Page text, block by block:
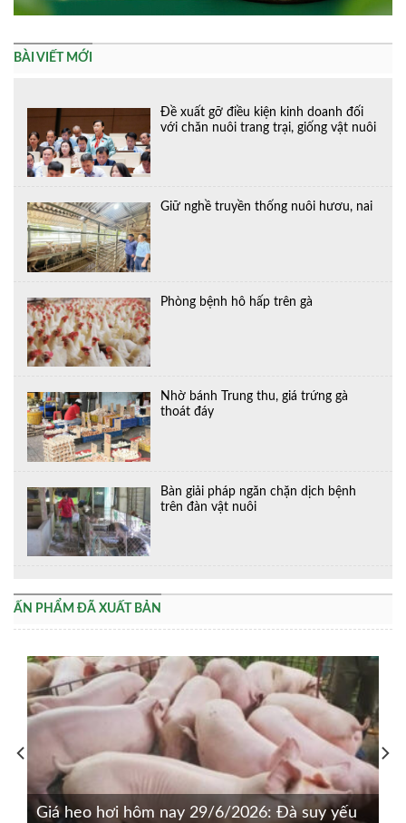
BÀI VIẾT MỚI
Đề xuất gỡ điều kiện kinh doanh đối
với chăn nuôi trang trại, giống vật nuôi
Giữ nghề truyền thống nuôi hươu, nai
Phòng bệnh hô hấp trên gà
Nhờ bánh Trung thu, giá trứng gà
thoát đáy
Bàn giải pháp ngăn chặn dịch bệnh
trên đàn vật nuôi
ẤN PHẨM ĐÃ XUẤT BẢN
Giá heo hơi hôm nay 29/6/2026: Đà suy yếu